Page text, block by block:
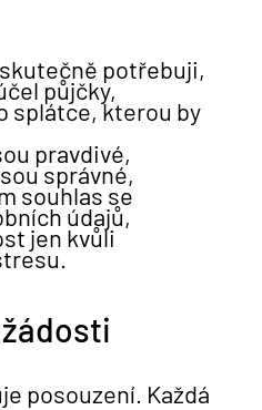
potřebuji,
půjčky,
splátce, kterou by
pravdivé,
správné,
souhlas se
údajů,
jen kvůli
posouzení. Každá